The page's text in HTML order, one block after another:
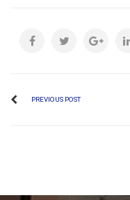
PREVIOUS POST